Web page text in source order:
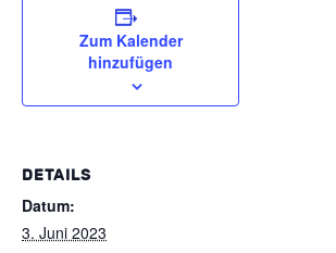
Zum Kalender
hinzufügen
DETAILS
Datum:
3. Juni 2023